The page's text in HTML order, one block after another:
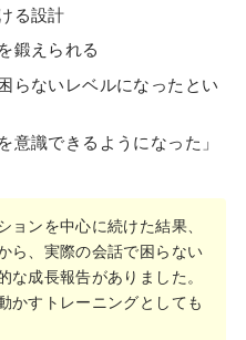
る設計
鍛えられる
らないレベルになったとい
意識できるようになった」
ンを中心に続けた結果、
ら、実際の会話で困らない
成長報告がありました。
かすトレーニングとしても